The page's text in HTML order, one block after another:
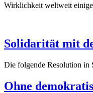
Wirklichkeit weltweit
Solidarität mit
Die folgende Resolution in
Ohne